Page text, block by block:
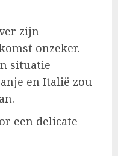
zijn
onzeker.
situatie
en Italië zou
een delicate